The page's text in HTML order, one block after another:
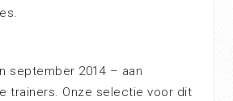
september 2014 – aan
trainers. Onze selectie voor dit